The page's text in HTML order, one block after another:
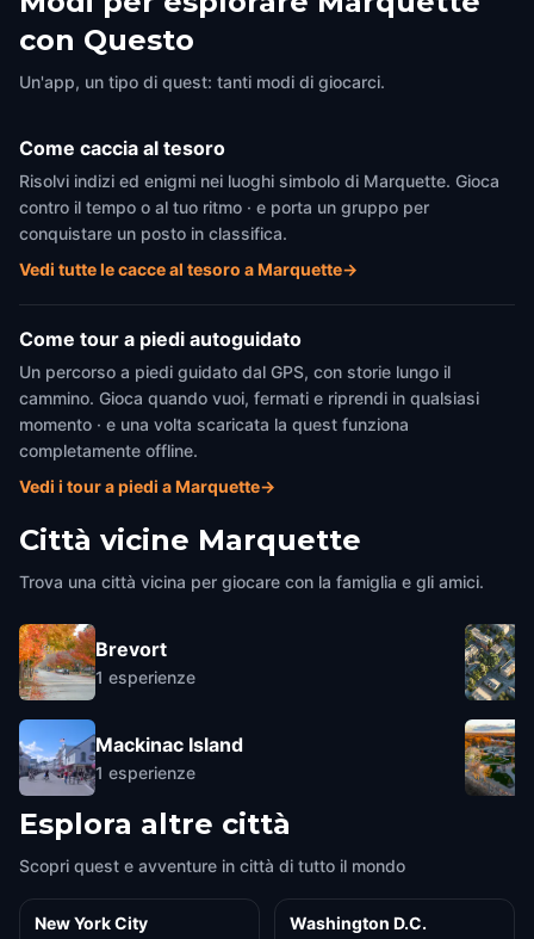
con Questo
Un'app, un tipo di quest: tanti modi di giocarci.
Come caccia al tesoro
Risolvi indizi ed enigmi nei luoghi simbolo di Marquette. Gioca
contro il tempo o al tuo ritmo · e porta un gruppo per
conquistare un posto in classifica.
Vedi tutte le cacce al tesoro a Marquette→
Come tour a piedi autoguidato
Un percorso a piedi guidato dal GPS, con storie lungo il
cammino. Gioca quando vuoi, fermati e riprendi in qualsiasi
momento · e una volta scaricata la quest funziona
completamente offline.
Vedi i tour a piedi a Marquette→
Città vicine Marquette
Trova una città vicina per giocare con la famiglia e gli amici.
Brevort
1 esperienze
Mackinac Island
1 esperienze
Esplora altre città
Scopri quest e avventure in città di tutto il mondo
New York City Washington D.C.